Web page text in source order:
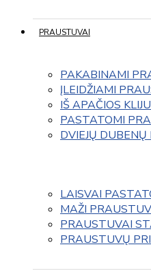
PRAUSTUVAI
PAKABINAMI
ĮLEIDŽIAMI
IŠ APAČIOS
PASTATOMI
DVIEJŲ
LAISVAI
MAŽI
PRAUSTUVAI
PRAUSTUVŲ